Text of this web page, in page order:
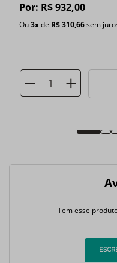
Por: R$932,00
Ou3xde R$310,66sem
Tem esse